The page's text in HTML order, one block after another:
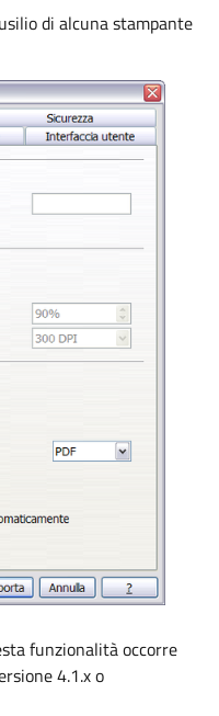
di alcuna stampante
funzionalità occorre
4.1.x o